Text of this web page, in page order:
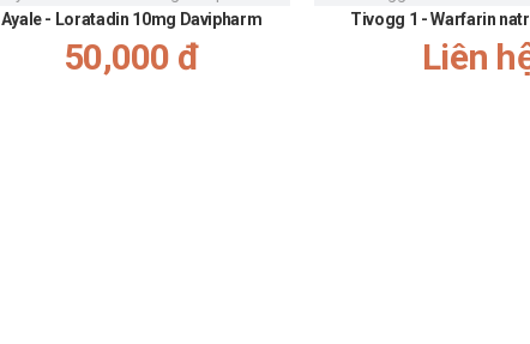
Ayale - Loratadin 10mg Davipharm
50,000 đ
Tivogg 1 - Warfarin
Liên